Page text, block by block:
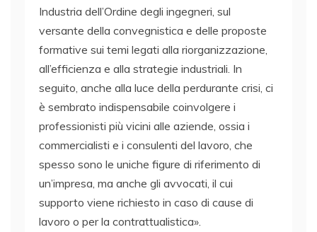
Industria dell’Ordine degli ingegneri, sul
versante della convegnistica e delle proposte
formative sui temi legati alla riorganizzazione,
all’efficienza e alla strategie industriali. In
seguito, anche alla luce della perdurante crisi, ci
è sembrato indispensabile coinvolgere i
professionisti più vicini alle aziende, ossia i
commercialisti e i consulenti del lavoro, che
spesso sono le uniche figure di riferimento di
un’impresa, ma anche gli avvocati, il cui
supporto viene richiesto in caso di cause di
lavoro o per la contrattualistica».